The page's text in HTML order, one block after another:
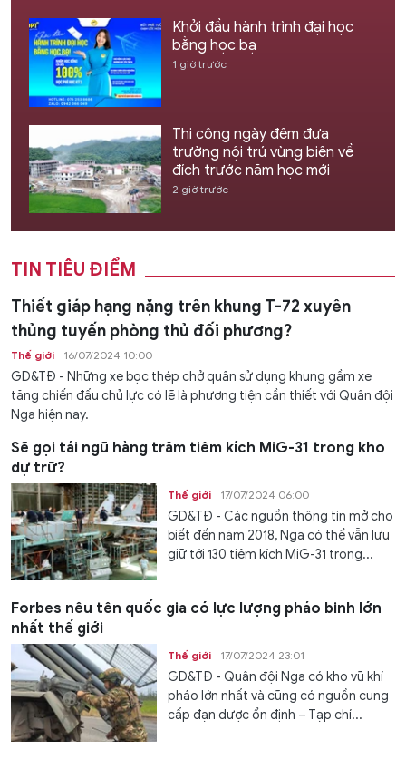
Khởi đầu hành trình đại học
bằng học bạ
1 giờ trước
Thi công ngày đêm đưa
trường nội trú vùng biên về
đích trước năm học mới
2 giờ trước
TIN TIÊU ĐIỂM
Thiết giáp hạng nặng trên khung T-72 xuyên
thủng tuyến phòng thủ đối phương?
Thế giới 16/07/2024 10:00
GD&TĐ - Những xe bọc thép chở quân sử dụng khung gầm xe
tăng chiến đấu chủ lực có lẽ là phương tiện cần thiết với Quân đội
Nga hiện nay.
Sẽ gọi tái ngũ hàng trăm tiêm kích MiG-31 trong kho
dự trữ?
Thế giới 17/07/2024 06:00
GD&TĐ - Các nguồn thông tin mở cho
biết đến năm 2018, Nga có thể vẫn lưu
giữ tới 130 tiêm kích MiG-31 trong...
Forbes nêu tên quốc gia có lực lượng pháo binh lớn
nhất thế giới
Thế giới 17/07/2024 23:01
GD&TĐ - Quân đội Nga có kho vũ khí
pháo lớn nhất và cũng có nguồn cung
cấp đạn dược ổn định – Tạp chí...